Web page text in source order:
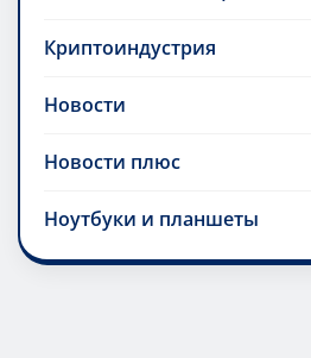
Криптоиндустрия
Новости
Новости плюс
Ноутбуки и планшеты